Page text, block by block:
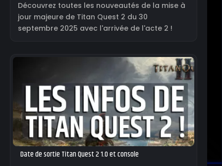
Découvrez toutes les nouveautés de la mise à
jour majeure de Titan Quest 2 du 30
septembre 2025 avec l'arrivée de l'acte 2 !
Date de sortie Titan Quest 2 1.0 et console